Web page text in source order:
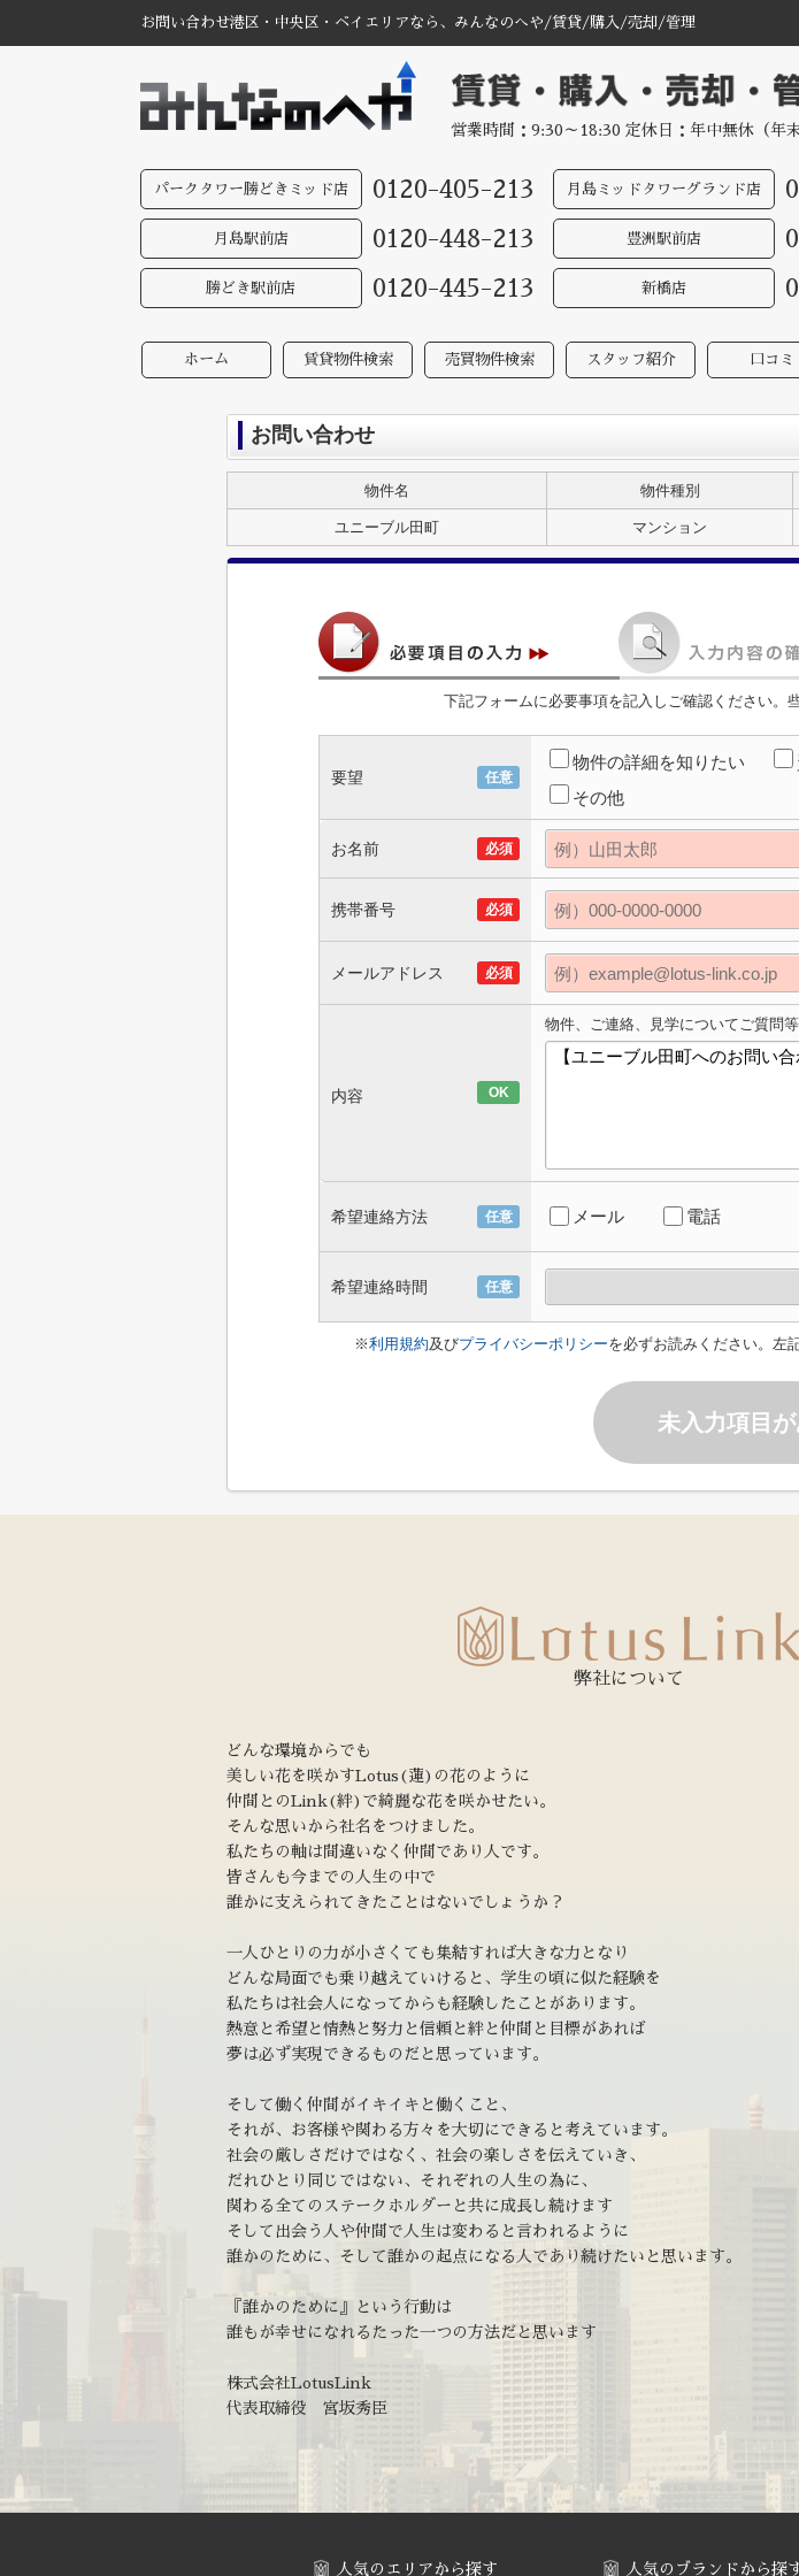
お問い合わせ港区・中央区・ベイエリアなら、みんなのへや/賃貸/購入/売却/管理
営業時間：9:30～18:30 定休日：年中無休（年
パークタワー勝どきミッド店 0120-405-213 月島ミッドタワーグランド店
月島駅前店 0120-448-213 豊洲駅前店
勝どき駅前店 0120-445-213 新橋店
ホーム 賃貸物件検索 売買物件検索 スタッフ紹介 口コミ
お問い合わせ
物件名 物件種別
ユニーブル田町 マンション
下記フォームに必要事項を記入しご確認ください。
要望 任意
物件の詳細を知りたい
その他
お名前 必須
携帯番号 必須
メールアドレス 必須
内容 OK
物件、ご連絡、見学についてご質問
希望連絡方法 任意 メール 電話
希望連絡時間 任意
※利用規約及びプライバシーポリシーを必ずお読みください。左
未入力項目
弊社について
どんな環境からでも
美しい花を咲かすLotus(蓮)の花のように
仲間とのLink(絆)で綺麗な花を咲かせたい。
そんな思いから社名をつけました。
私たちの軸は間違いなく仲間であり人です。
皆さんも今までの人生の中で
誰かに支えられてきたことはないでしょうか？
一人ひとりの力が小さくても集結すれば大きな力となり
どんな局面でも乗り越えていけると、学生の頃に似た経験を
私たちは社会人になってからも経験したことがあります。
熱意と希望と情熱と努力と信頼と絆と仲間と目標があれば
夢は必ず実現できるものだと思っています。
そして働く仲間がイキイキと働くこと、
それが、お客様や関わる方々を大切にできると考えています。
社会の厳しさだけではなく、社会の楽しさを伝えていき、
だれひとり同じではない、それぞれの人生の為に、
関わる全てのステークホルダーと共に成長し続けます
そして出会う人や仲間で人生は変わると言われるように
誰かのために、そして誰かの起点になる人であり続けたいと思います。
『誰かのために』という行動は
誰もが幸せになれるたった一つの方法だと思います
株式会社LotusLink
代表取締役 宮坂秀臣
人気のエリアから探す 人気のブランドから探